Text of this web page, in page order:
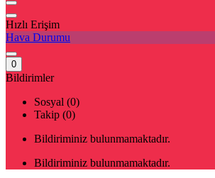
Hızlı Erişim
Hava Durumu
0
Bildirimler
Sosyal (0)
Takip (0)
Bildiriminiz bulunmamaktadır.
Bildiriminiz bulunmamaktadır.